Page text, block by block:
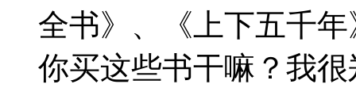
全书》、《上下五千
你买这些书干嘛？我